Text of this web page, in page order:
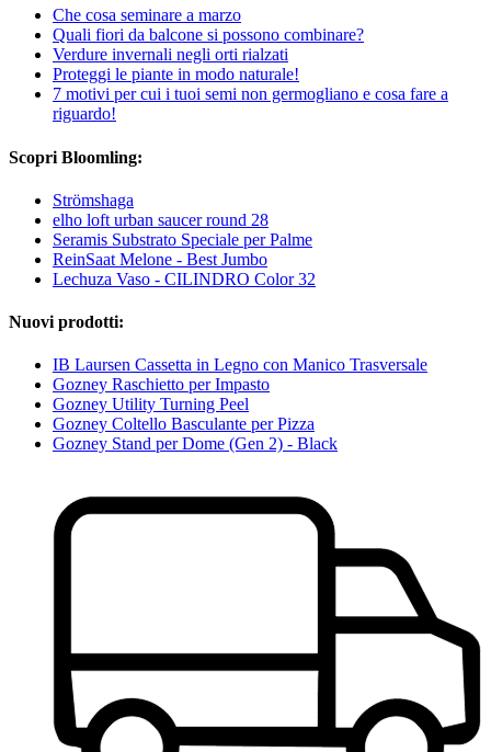
Che cosa seminare a marzo
Quali fiori da balcone si possono combinare?
Verdure invernali negli orti rialzati
Proteggi le piante in modo naturale!
7 motivi per cui i tuoi semi non germogliano e cosa fare a
riguardo!
Scopri Bloomling:
Strömshaga
elho loft urban saucer round 28
Seramis Substrato Speciale per Palme
ReinSaat Melone - Best Jumbo
Lechuza Vaso - CILINDRO Color 32
Nuovi prodotti:
IB Laursen Cassetta in Legno con Manico Trasversale
Gozney Raschietto per Impasto
Gozney Utility Turning Peel
Gozney Coltello Basculante per Pizza
Gozney Stand per Dome (Gen 2) - Black